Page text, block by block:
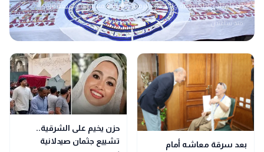
المراهنات الإلكترونية والإدمان الرقمي، وسط مشاركة واسعة من
الجهات التنفيذية والدينية والشبابية لتعزيز ثقافة الأمان الرقمي وحماية
الأسرة المصرية.
منذ ساعتين
بعد سرقة معاشه أمام
حزن يخيم على الشرقية..
تشييع جثمان صيدلانية